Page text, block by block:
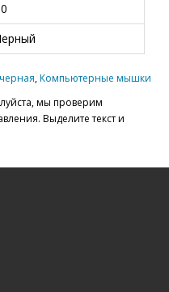
,Компьютерные мышки
мы проверим
Выделите текст и